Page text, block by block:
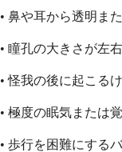
• 鼻や耳から透明ま
• 瞳孔の大きさが左
• 怪我の後に起こる
• 極度の眠気または
• 歩行を困難にする